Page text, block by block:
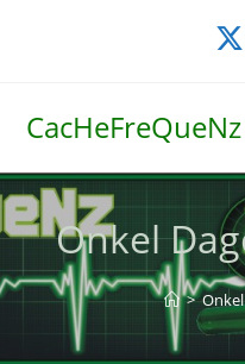
CacHeFreQueNz
Onkel
>